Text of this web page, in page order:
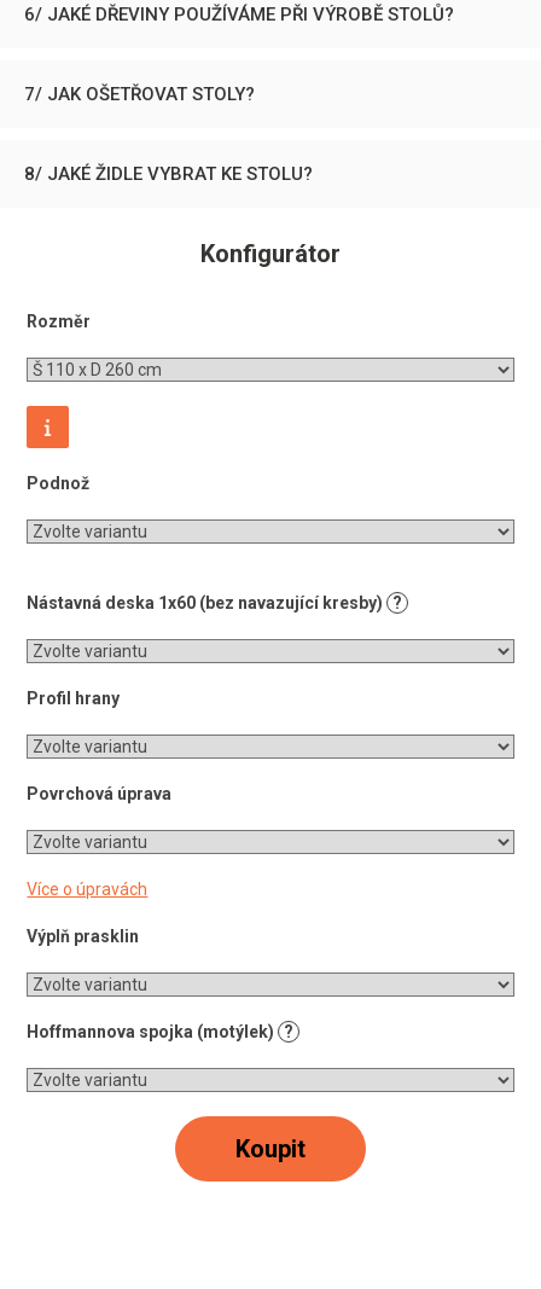
6/ JAKÉ DŘEVINY POUŽÍVÁME PŘI VÝROBĚ STOLŮ?
7/ JAK OŠETŘOVAT STOLY?
8/ JAKÉ ŽIDLE VYBRAT KE STOLU?
Konfigurátor
Rozměr
Podnož
Nástavná deska 1x60 (bez navazující kresby) ?
Profil hrany
Povrchová úprava
Více o úpravách
Výplň prasklin
Hoffmannova spojka (motýlek) ?
Koupit